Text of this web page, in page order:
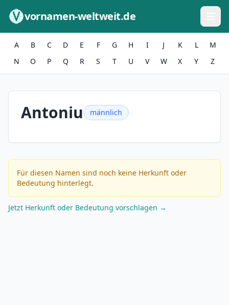
vornamen-weltweit.de
A B C D E F G H I J K L
M
N
O P Q R S T U V W X Y Z
Antoniu männlich
Für diesen Namen sind noch keine Herkunft oder
Bedeutung hinterlegt.
Jetzt Herkunft oder Bedeutung vorschlagen →